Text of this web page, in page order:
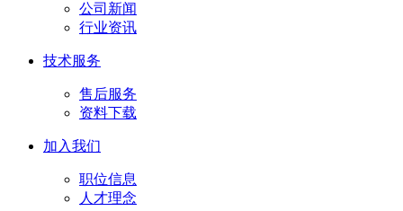
公司新闻
行业资讯
技术服务
售后服务
资料下载
加入我们
职位信息
人才理念